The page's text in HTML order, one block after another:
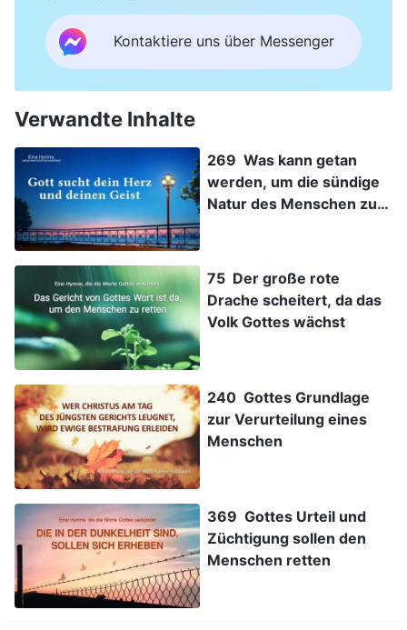
Kontaktiere uns über Messenger
Verwandte Inhalte
269 Was kann getan
werden, um die sündige
Natur des Menschen zu
75 Der große rote
Drache scheitert, da das
Volk Gottes wächst
240 Gottes Grundlage
zur Verurteilung eines
Menschen
369 Gottes Urteil und
Züchtigung sollen den
Menschen retten